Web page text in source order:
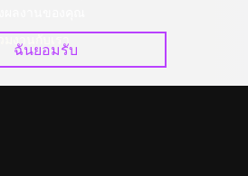
ฉันยอมรับ